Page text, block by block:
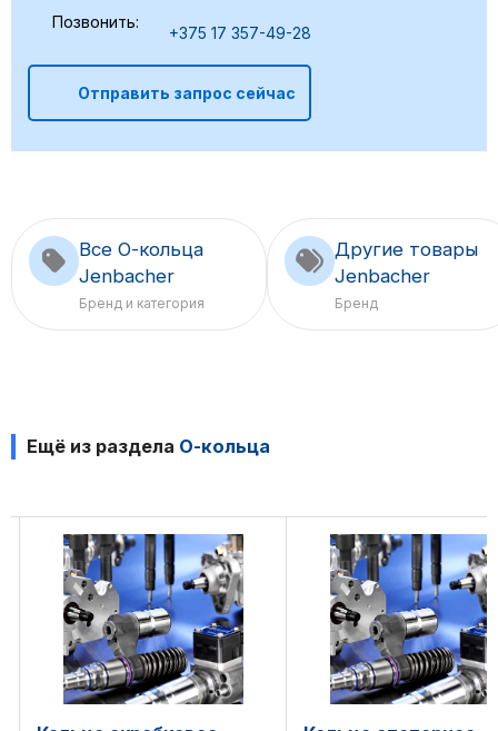
Позвонить:
+375 17 357-49-28
Отправить запрос сейчас
Все О-кольца
Jenbacher
Бренд и категория
Другие товары
Jenbacher
Бренд
Ещё из раздела О-кольца